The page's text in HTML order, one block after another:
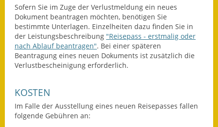
Notruftafel
Ortsrecht
Wahlen
Sofern Sie im Zuge der Verlustmeldung ein neues
Dokument beantragen möchten, benötigen Sie
bestimmte Unterlagen. Einzelheiten dazu finden Sie in
der Leistungsbeschreibung "Reisepass - erstmalig oder
nach Ablauf beantragen". Bei einer späteren
Beantragung eines neuen Dokuments ist zusätzlich die
Verlustbescheinigung erforderlich.
KOSTEN
Im Falle der Ausstellung eines neuen Reisepasses fallen
folgende Gebühren an: